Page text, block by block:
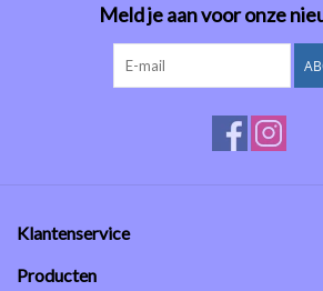
Meld je aan voor onze
Klantenservice
Producten